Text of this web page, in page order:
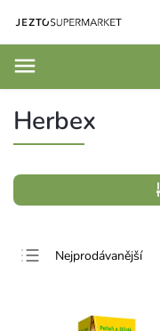
Herbex
Nejprodávanější
Nejdražší